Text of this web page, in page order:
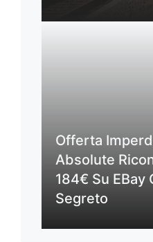
Offerta
Absolute
184€ Su EBay
Segreto